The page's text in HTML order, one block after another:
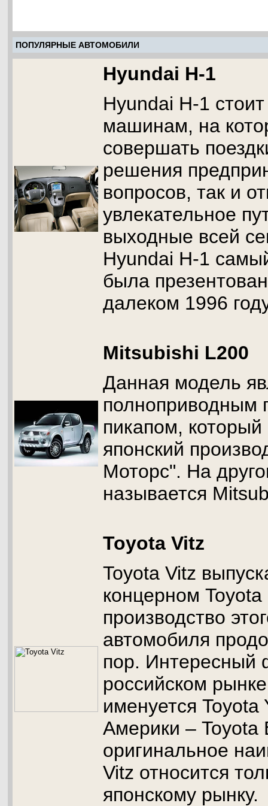
ПОПУЛЯРНЫЕ АВТОМОБИЛИ
Hyundai H-1
Hyundai H-1
машинам, на
совершать
решения
вопросов, так и
увлекательное
выходные всей
Hyundai H-1
была
далеком 1996
Mitsubishi L200
Данная модель
полноприводным
пикапом, который
японский
Моторс". На
называется
Toyota Vitz
Toyota Vitz
концерном Toyota
производство
автомобиля
пор. Интересный
российском
именуется
Америки – Toyota
оригинальное
Vitz относится
японскому рынку.